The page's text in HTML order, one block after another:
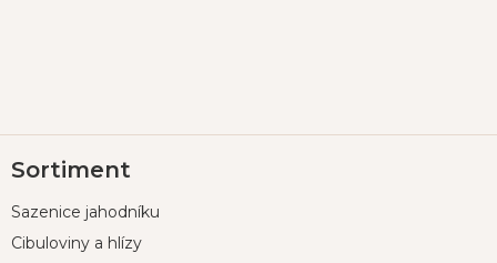
á
a
Sortiment
Sazenice jahodníku
Cibuloviny a hlízy